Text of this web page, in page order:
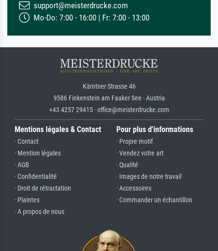
support@meisterdrucke.com
Mo-Do: 7:00 - 16:00 | Fr: 7:00 - 13:00
Kärntner Strasse 46
9586 Finkenstein am Faaker See · Austria
+43 4257 29415 · office@meisterdrucke.com
Mentions légales & Contact
· Contact
· Mention légales
· AGB
· Confidentialité
· Droit de rétractation
· Plaintes
· A propos de nous
Pour plus d'informations
· Propre motif
· Vendez votre art
· Qualité
· Images de notre travail
· Accessoires
· Commander un échantillon